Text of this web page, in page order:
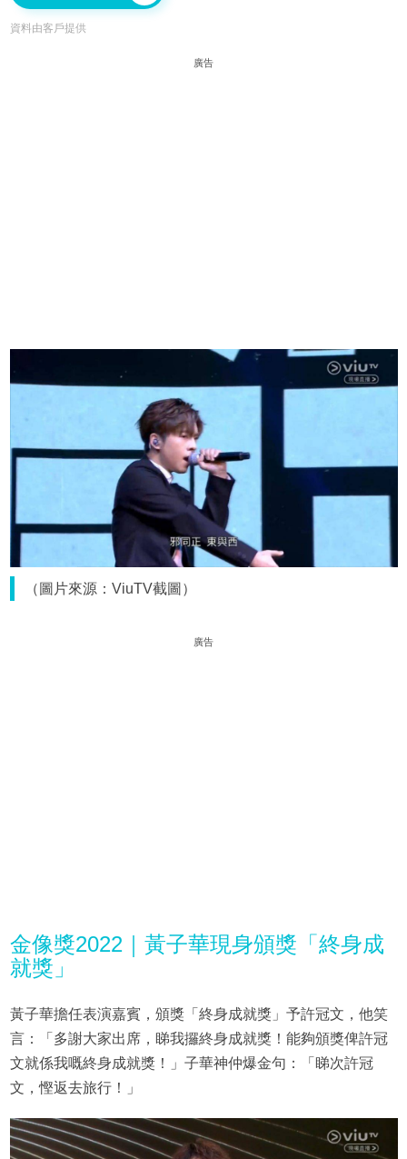
資料由客戶提供
廣告
（圖片來源：ViuTV截圖）
廣告
金像獎2022｜黃子華現身頒獎「終身成
就獎」
黃子華擔任表演嘉賓，頒獎「終身成就獎」予許冠文，他笑
言：「多謝大家出席，睇我攞終身成就獎！能夠頒獎俾許冠
文就係我嘅終身成就獎！」子華神仲爆金句：「睇次許冠
文，慳返去旅行！」